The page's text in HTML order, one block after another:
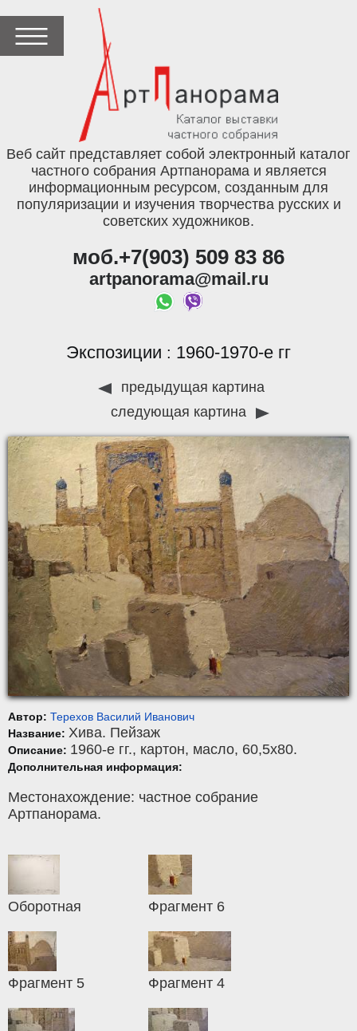
Веб сайт представляет собой электронный каталог
частного собрания Артпанорама и является
информационным ресурсом, созданным для
популяризации и изучения творчества русских и
советских художников.
моб.+7(903) 509 83 86
artpanorama@mail.ru
Экспозиции : 1960-1970-е гг
предыдущая картина
следующая картина
Автор: Терехов Василий Иванович
Название: Хива. Пейзаж
Описание: 1960-е гг., картон, масло, 60,5x80.
Дополнительная информация:
Местонахождение: частное собрание
Артпанорама.
Оборотная Фрагмент 6
Фрагмент 5 Фрагмент 4